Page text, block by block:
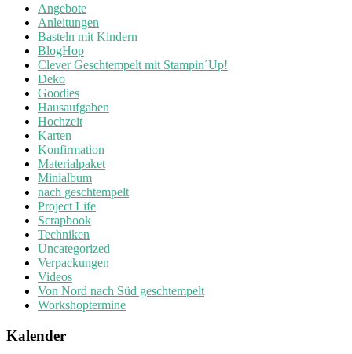
Angebote
Anleitungen
Basteln mit Kindern
BlogHop
Clever Geschtempelt mit Stampin´Up!
Deko
Goodies
Hausaufgaben
Hochzeit
Karten
Konfirmation
Materialpaket
Minialbum
nach geschtempelt
Project Life
Scrapbook
Techniken
Uncategorized
Verpackungen
Videos
Von Nord nach Süd geschtempelt
Workshoptermine
Kalender